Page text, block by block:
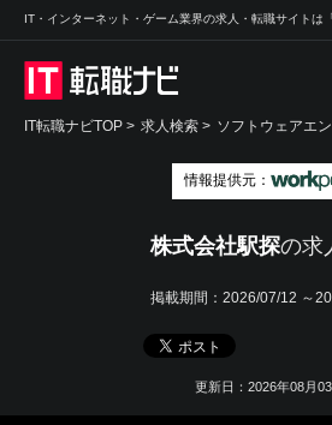
IT・インターネット・ゲーム業界の求人・転職サイトは
IT転職ナビTOP > 求人検索 > ソフトウェアエ
情報提供元：
株式会社駅探の求
掲載期間： 2026/07/12 ～
更新日：2026年08月03